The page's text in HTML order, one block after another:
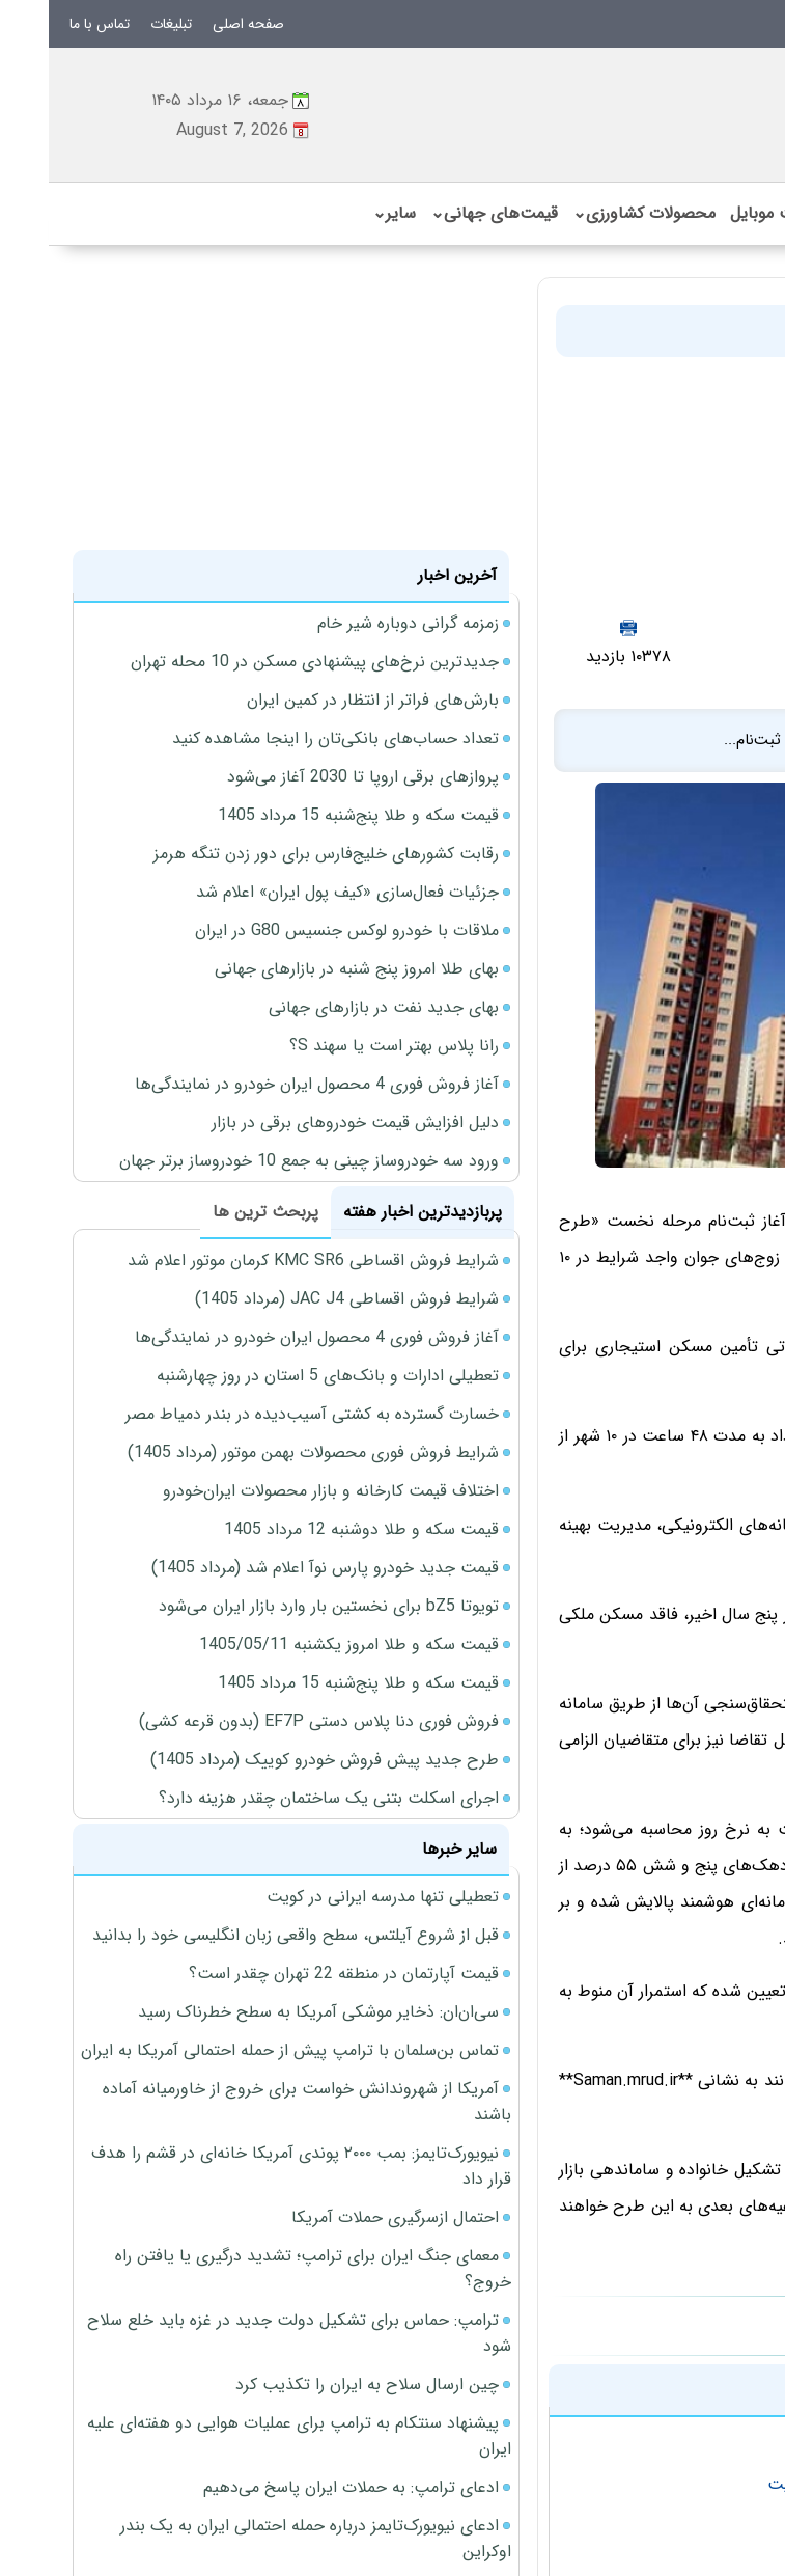
صفحه اصلی تبلیغات تماس با ما
جمعه، ۱۶ مرداد ۱۴۰۵
August 7, 2026
موبایل محصولات کشاورزی⌄ قیمت‌های جهانی⌄ سایر⌄
۱۰۳۷۸ بازدید
ثبت‌نام...
آغاز ثبت‌نام مرحله نخست «طرح
آشیان» در سه استان مازندران، قزوین و مرکزی از ظهر امروز خبر داد که طی آن زوج‌های جوان واجد شرایط در ۱۰
تأمین مسکن استیجاری برای
بر اساس این برنامه، ثبت‌نام متقاضیان در مرحله اول، از ظهر امروز هجدهم خرداد به مدت ۴۸ ساعت در ۱۰ شهر از
الکترونیکی، مدیریت بهینه
پنج سال اخیر، فاقد مسکن ملکی
دهک‌های درآمدی یک تا ۶ است که استحقاق‌سنجی آن‌ها از طریق سامانه
نیز برای متقاضیان الزامی
به نرخ روز محاسبه می‌شود؛ به
طوری که دهک‌های یک و دو تنها ۳۵ درصد، دهک‌های سه و چهار ۴۵ درصد و دهک‌های پنج و شش ۵۵ درصد از
هوشمند پالایش شده و بر
شده که استمرار آن منوط به
علاقه‌مندان برای کسب اطلاعات تکمیلی و مشاهده فهرست شهرهای مجاز می‌توانند به نشانی **Saman.mrud.ir**
خانواده و ساماندهی بازار
بعدی به این طرح خواهند
آخرین اخبار
زمزمه گرانی دوباره شیر خام
جدیدترین نرخ‌های پیشنهادی مسکن در 10 محله تهران
بارش‌های فراتر از انتظار در کمین ایران
تعداد حساب‌های بانکی‌تان را اینجا مشاهده کنید
پروازهای برقی اروپا تا 2030 آغاز می‌شود
قیمت سکه و طلا پنج‌شنبه 15 مرداد 1405
رقابت کشورهای خلیج‌فارس برای دور زدن تنگه هرمز
جزئیات فعال‌سازی «کیف پول ایران» اعلام شد
ملاقات با خودرو لوکس جنسیس G80 در ایران
بهای طلا امروز پنج شنبه در بازارهای جهانی
بهای جدید نفت در بازارهای جهانی
رانا پلاس بهتر است یا سهند S؟
آغاز فروش فوری 4 محصول ایران خودرو در نمایندگی‌ها
دلیل افزایش قیمت خودروهای برقی در بازار
ورود سه خودروساز چینی به جمع 10 خودروساز برتر جهان
پربازدیدترین اخبار هفته
پربحث ترین ها
شرایط فروش اقساطی KMC SR6 کرمان موتور اعلام شد
شرایط فروش اقساطی JAC J4 (مرداد 1405)
آغاز فروش فوری 4 محصول ایران خودرو در نمایندگی‌ها
تعطیلی ادارات و بانک‌های 5 استان در روز چهارشنبه
خسارت گسترده به کشتی آسیب‌دیده در بندر دمیاط مصر
شرایط فروش فوری محصولات بهمن موتور (مرداد 1405)
اختلاف قیمت کارخانه و بازار محصولات ایران‌خودرو
قیمت سکه و طلا دوشنبه 12 مرداد 1405
قیمت جدید خودرو پارس نوآ اعلام شد (مرداد 1405)
تویوتا bZ5 برای نخستین بار وارد بازار ایران می‌شود
قیمت سکه و طلا امروز یکشنبه 1405/05/11
قیمت سکه و طلا پنج‌شنبه 15 مرداد 1405
فروش فوری دنا پلاس دستی EF7P (بدون قرعه کشی)
طرح جدید پیش فروش خودرو کوییک (مرداد 1405)
اجرای اسکلت بتنی یک ساختمان چقدر هزینه دارد؟
سایر خبرها
تعطیلی تنها مدرسه ایرانی در کویت
قبل از شروع آیلتس، سطح واقعی زبان انگلیسی خود را بدانید
قیمت آپارتمان در منطقه 22 تهران چقدر است؟
سی‌ان‌ان: ذخایر موشکی آمریکا به سطح خطرناک رسید
تماس بن‌سلمان با ترامپ پیش از حمله احتمالی آمریکا به ایران
آمریکا از شهروندانش خواست برای خروج از خاورمیانه آماده
باشند
نیویورک‌تایمز: بمب ۲۰۰۰ پوندی آمریکا خانه‌ای در قشم را هدف
قرار داد
احتمال ازسرگیری حملات آمریکا
معمای جنگ ایران برای ترامپ؛ تشدید درگیری یا یافتن راه
خروج؟
ترامپ: حماس برای تشکیل دولت جدید در غزه باید خلع سلاح
شود
چین ارسال سلاح به ایران را تکذیب کرد
پیشنهاد سنتکام به ترامپ برای عملیات هوایی دو هفته‌ای علیه
ایران
ادعای ترامپ: به حملات ایران پاسخ می‌دهیم
ادعای نیویورک‌تایمز درباره حمله احتمالی ایران به یک بندر
اوکراین